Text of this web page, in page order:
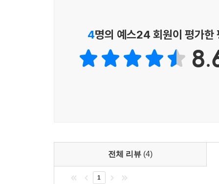
[밤]의 화자 ‘나’는 밤을 몹시 좋아해서 해가 지면
‘어둠(=절대고독=죽음)에 대한 공포’를 기술하
공포는 실명 위기에 처한 작가 자신의 불안과 두
나는 모파상의 이런 불안과 공포가 [밤]이라는 작
4명의 예스24 회원이 평가한
전체 리뷰 (4)
1